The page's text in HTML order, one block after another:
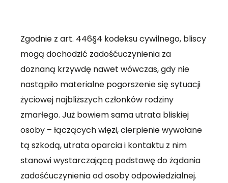
Zgodnie z art. 446§4 kodeksu cywilnego, bliscy
mogą dochodzić zadośćuczynienia za
doznaną krzywdę nawet wówczas, gdy nie
nastąpiło materialne pogorszenie się sytuacji
życiowej najbliższych członków rodziny
zmarłego. Już bowiem sama utrata bliskiej
osoby – łączących więzi, cierpienie wywołane
tą szkodą, utrata oparcia i kontaktu z nim
stanowi wystarczającą podstawę do żądania
zadośćuczynienia od osoby odpowiedzialnej.